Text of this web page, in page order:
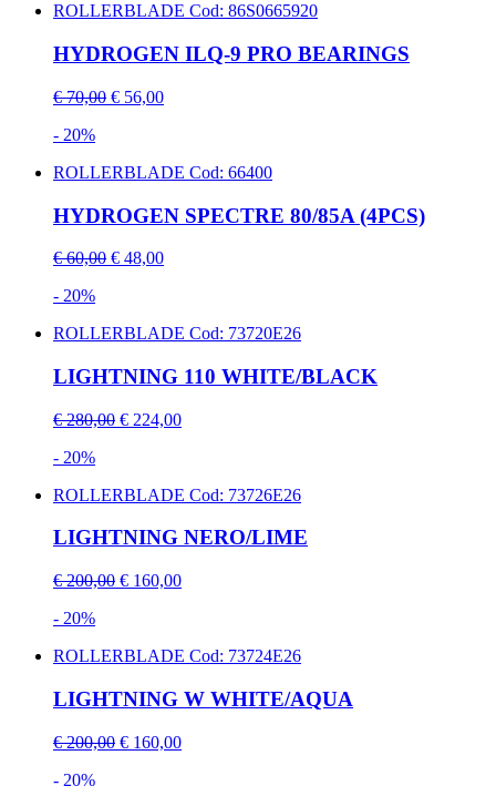
ROLLERBLADE Cod: 86S0665920
HYDROGEN ILQ-9 PRO BEARINGS
€ 70,00 € 56,00
- 20%
ROLLERBLADE Cod: 66400
HYDROGEN SPECTRE 80/85A (4PCS)
€ 60,00 € 48,00
- 20%
ROLLERBLADE Cod: 73720E26
LIGHTNING 110 WHITE/BLACK
€ 280,00 € 224,00
- 20%
ROLLERBLADE Cod: 73726E26
LIGHTNING NERO/LIME
€ 200,00 € 160,00
- 20%
ROLLERBLADE Cod: 73724E26
LIGHTNING W WHITE/AQUA
€ 200,00 € 160,00
- 20%